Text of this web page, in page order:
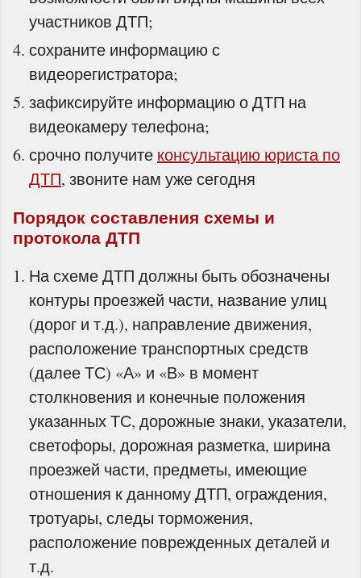
участников ДТП;
сохраните информацию с
видеорегистратора;
зафиксируйте информацию о ДТП на
видеокамеру телефона;
срочно получите консультацию юриста по
ДТП, звоните нам уже сегодня
Порядок составления схемы и
протокола ДТП
На схеме ДТП должны быть обозначены
контуры проезжей части, название улиц
(дорог и т.д.), направление движения,
расположение транспортных средств
(далее ТС) «А» и «В» в момент
столкновения и конечные положения
указанных ТС, дорожные знаки, указатели,
светофоры, дорожная разметка, ширина
проезжей части, предметы, имеющие
отношения к данному ДТП, ограждения,
тротуары, следы торможения,
расположение поврежденных деталей и
т.д.